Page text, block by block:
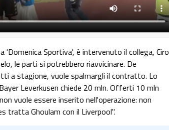
'Domenica Sportiva', è intervenuto il collega, Ciro
le parti si potrebbero riavvicinare. De
a stagione, vuole spalmargli il contratto. Lo
Leverkusen chiede 20 mln. Offerti 10 mln
vuole essere inserito nell'operazione: non
tratta Ghoulam con il Liverpool".